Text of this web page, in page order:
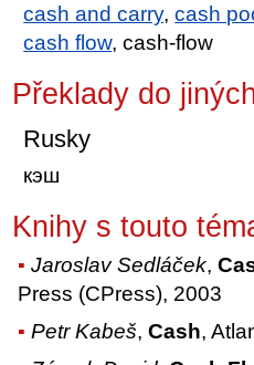
cash and carry,cash
cash flow, cash-flow
Překlady do
Rusky
кэш
Knihy s touto
Jaroslav Sedláček,
Press (CPress), 2003
Petr Kabeš,Cash,